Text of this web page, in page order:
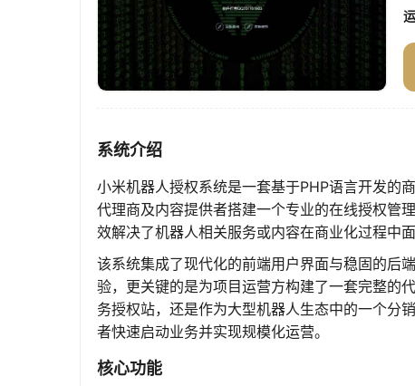
系统介绍
小米机器人授权系统是一套基于PHP语言开发的
代理商及内容提供者搭建一个专业的在线授权管
效解决了机器人相关服务或内容在商业化过程中
该系统集成了现代化的前端用户界面与稳固的后
验，更关键的是为项目运营方构建了一套完整的
务授权站，还是作为大型机器人生态中的一个分
者快速启动业务并实现规模化运营。
核心功能